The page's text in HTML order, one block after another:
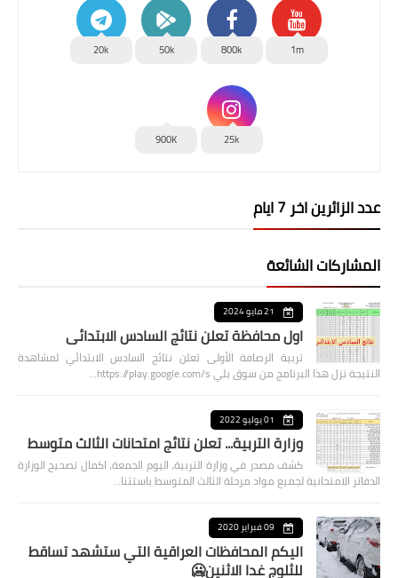
1m
800k
50k
20k
25k
900K
عدد الزائرين اخر 7 ايام
المشاركات الشائعة
21 مايو 2024
اول محافظة تعلن نتائج السادس الابتدائي
تربية الرصافة الأولى تعلن نتائج السادس الابتدائي لمشاهدة
النتيجة نزل هذا البرنامج من سوق بلي https://play.google.com/s…
01 يوليو 2022
وزارة التربية... تعلن نتائج امتحانات الثالث متوسط
كشف مصدر في وزارة التربية، اليوم الجمعة، اكمال تصحيح الوزارة
الدفاتر الامتحانية لجميع مواد مرحلة الثالث المتوسط باستثنا…
09 فبراير 2020
اليكم المحافظات العراقية التي ستشهد تساقط
للثلوج غدا الاثنين🥶